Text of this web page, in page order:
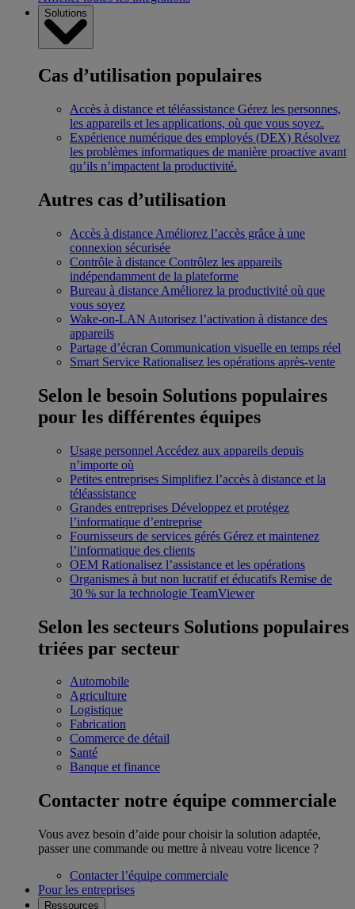
Solutions
Cas d’utilisation populaires
Accès à distance et téléassistance Gérez les personnes,
les appareils et les applications, où que vous soyez.
Expérience numérique des employés (DEX) Résolvez
les problèmes informatiques de manière proactive avant
qu’ils n’impactent la productivité.
Autres cas d’utilisation
Accès à distance Améliorez l’accès grâce à une
connexion sécurisée
Contrôle à distance Contrôlez les appareils
indépendamment de la plateforme
Bureau à distance Améliorez la productivité où que
vous soyez
Wake-on-LAN Autorisez l’activation à distance des
appareils
Partage d’écran Communication visuelle en temps réel
Smart Service Rationalisez les opérations après-vente
Selon le besoin Solutions populaires
pour les différentes équipes
Usage personnel Accédez aux appareils depuis
n’importe où
Petites entreprises Simplifiez l’accès à distance et la
téléassistance
Grandes entreprises Développez et protégez
l’informatique d’entreprise
Fournisseurs de services gérés Gérez et maintenez
l’informatique des clients
OEM Rationalisez l’assistance et les opérations
Organismes à but non lucratif et éducatifs Remise de
30 % sur la technologie TeamViewer
Selon les secteurs Solutions populaires
triées par secteur
Automobile
Agriculture
Logistique
Fabrication
Commerce de détail
Santé
Banque et finance
Contacter notre équipe commerciale
Vous avez besoin d’aide pour choisir la solution adaptée,
passer une commande ou mettre à niveau votre licence ?
Contacter l’équipe commerciale
Pour les entreprises
Ressources